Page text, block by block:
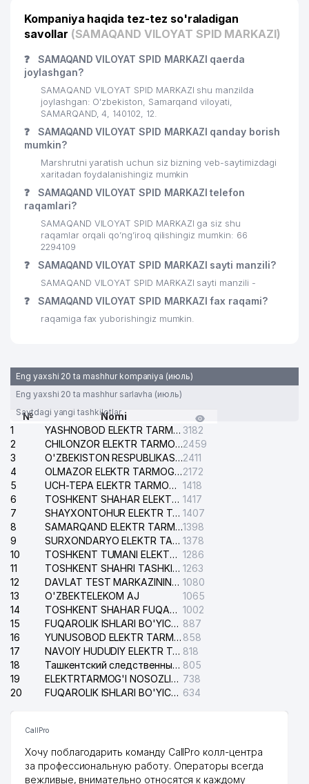
Kompaniya haqida tez-tez so'raladigan
savollar (SAMAQAND VILOYAT SPID MARKAZI)
❓
SAMAQAND VILOYAT SPID MARKAZI qaerda
joylashgan?
SAMAQAND VILOYAT SPID MARKAZI shu manzilda
joylashgan: O'zbekiston, Samarqand viloyati,
SAMARQAND, 4, 140102, 12.
❓
SAMAQAND VILOYAT SPID MARKAZI qanday borish
mumkin?
Marshrutni yaratish uchun siz bizning veb-saytimizdagi
xaritadan foydalanishingiz mumkin
❓
SAMAQAND VILOYAT SPID MARKAZI telefon
raqamlari?
SAMAQAND VILOYAT SPID MARKAZI ga siz shu
raqamlar orqali qo’ng’iroq qilishingiz mumkin: 66
2294109
❓ SAMAQAND VILOYAT SPID MARKAZI sayti manzili?
SAMAQAND VILOYAT SPID MARKAZI sayti manzili -
❓ SAMAQAND VILOYAT SPID MARKAZI fax raqami?
raqamiga fax yuborishingiz mumkin.
Eng yaxshi 20 ta mashhur kompaniya (июль)
Eng yaxshi 20 ta mashhur sarlavha (июль)
Saytdagi yangi tashkilotlar
№
Nomi
1
YASHNOBOD ELEKTR TARMOG'I NOSOZLIKLARI XIZMATI 3182
2
CHILONZOR ELEKTR TARMOG'I NOSOZLIK XIZMATI2459
3
O'ZBEKISTON RESPUBLIKASI BOSH PROKURATURASI ISHONCH TELEFONI2411
4
OLMAZOR ELEKTR TARMOG'I NOSOZLIKLARI XIZMATI2172
5
UCH-TEPA ELEKTR TARMOG'I NOSOZLIKLARI XIZMATI 1418
6
TOSHKENT SHAHAR ELEKTR TARMOQLARI KORXONASI AJ 1417
7
SHAYXONTOHUR ELEKTR TARMOG'I NOSOZLIKLARINI TUZATISH XIZMATI 1407
8
SAMARQAND ELEKTR TARMOQLARI AJ1398
9
SURXONDARYO ELEKTR TARMOQLARI AJ 1378
10
TOSHKENT TUMANI ELEKTR TARMOG'I AVARIYA XIZMATI 1286
11
TOSHKENT SHAHRI TASHKILOT TELEFONLARI HAQIDA MA'LUMOT BYUROSI 1263
12
DAVLAT TEST MARKAZINING ISHONCH TELEFONLARI 1080
13
O'ZBEKTELEKOM AJ
1065
14
TOSHKENT SHAHAR FUQAROLIK ISHLARI BO'YICHA SUDI 1002
15
FUQAROLIK ISHLARI BO'YICHA YAKKASAROY TUMANLARARO SUDI 887
16
YUNUSOBOD ELEKTR TARMOG'I NOSOZLIKLARI XIZMATI 858
17
NAVOIY HUDUDIY ELEKTR TARMOQLARI KORXONASI AJ 818
18
Ташкентский следственный изолятор 805
19
ELEKTRTARMOG'I NOSOZLIKLARINI TO'ZATISH SERGELI XIZMATI 738
20
FUQAROLIK ISHLARI BO'YICHA UCH-TEPA TUMANI SUDI 634
CallPro
Хочу поблагодарить команду CallPro колл-центра
за профессиональную работу. Операторы всегда
вежливые, внимательно относятся к каждому